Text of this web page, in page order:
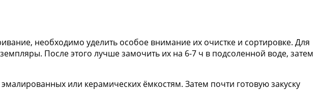
необходимо уделить особое внимание их очистке и сортировке. Для
После этого лучше замочить их на 6-7 ч в подсоленной воде, затем
или керамических ёмкостям. Затем почти готовую закуску